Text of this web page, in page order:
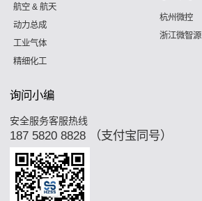
航空 & 航天
动力总成
工业气体
精细化工
杭州微控
浙江微智源
询问小编
安全服务客服热线
187 5820 8828 （支付宝同号）